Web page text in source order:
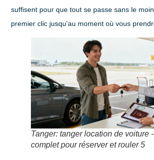
suffisent pour que tout se passe sans le
premier clic jusqu'au moment où vous
Tanger: tanger location de voiture
complet pour réserver et rouler 5